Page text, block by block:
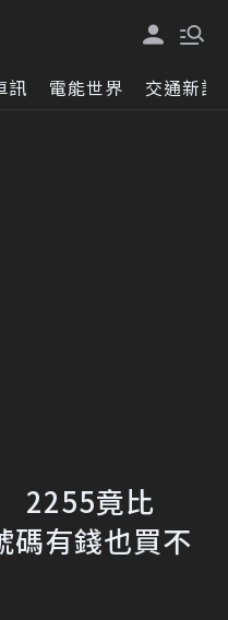
訊 電能世界 交通新訊
2255竟比
碼有錢也買不